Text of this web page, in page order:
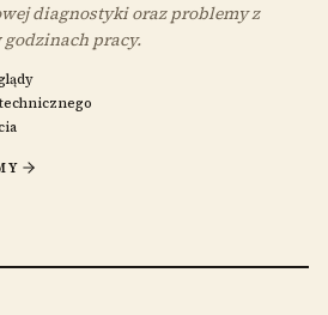
diagnostyki oraz problemy z
godzinach pracy.